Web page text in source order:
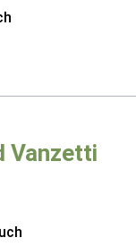
Vanzetti